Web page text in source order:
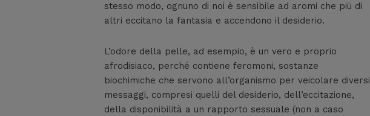
stesso modo, ognuno di noi è sensibile ad aromi che più di
altri eccitano la fantasia e accendono il desiderio.
L’odore della pelle, ad esempio, è un vero e proprio
afrodisiaco, perché contiene feromoni, sostanze
biochimiche che servono all’organismo per veicolare diversi
messaggi, compresi quelli del desiderio, dell’eccitazione,
della disponibilità a un rapporto sessuale (non a caso